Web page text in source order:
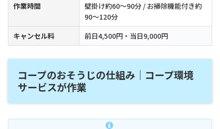
作業時間
壁掛け約60〜90分 / お掃除機能付き約
90〜120分
キャンセル料
前日4,500円・当日9,000円
コープのおそうじの仕組み｜コープ環境
サービスが作業